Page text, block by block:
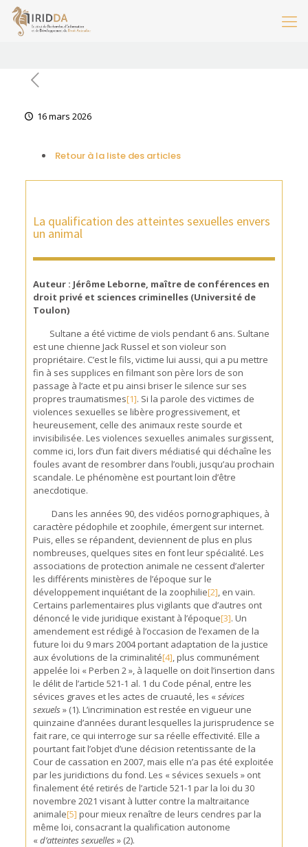
16 mars 2026
Retour à la liste des articles
La qualification des atteintes sexuelles envers
un animal
Auteur : Jérôme Leborne, maître de conférences en
droit privé et sciences criminelles (Université de
Toulon)
Sultane a été victime de viols pendant 6 ans. Sultane
est une chienne Jack Russel et son violeur son
propriétaire. C’est le fils, victime lui aussi, qui a pu mettre
fin à ses supplices en filmant son père lors de son
passage à l’acte et pu ainsi briser le silence sur ses
propres traumatismes[1]. Si la parole des victimes de
violences sexuelles se libère progressivement, et
heureusement, celle des animaux reste sourde et
invisibilisée. Les violences sexuelles animales surgissent,
comme ici, lors d’un fait divers médiatisé qui déchaîne les
foules avant de resombrer dans l’oubli, jusqu’au prochain
scandale. Le phénomène est pourtant loin d’être
anecdotique.
Dans les années 90, des vidéos pornographiques, à
caractère pédophile et zoophile, émergent sur internet.
Puis, elles se répandent, deviennent de plus en plus
nombreuses, quelques sites en font leur spécialité. Les
associations de protection animale ne cessent d’alerter
les différents ministères de l’époque sur le
développement inquiétant de la zoophilie[2], en vain.
Certains parlementaires plus vigilants que d’autres ont
dénoncé le vide juridique existant à l’époque[3]. Un
amendement est rédigé à l’occasion de l’examen de la
future loi du 9 mars 2004 portant adaptation de la justice
aux évolutions de la criminalité[4], plus communément
appelée loi « Perben 2 », à laquelle on doit l’insertion dans
le délit de l’article 521-1 al. 1 du Code pénal, entre les
sévices graves et les actes de cruauté, les «sévices
sexuels» (1). L’incrimination est restée en vigueur une
quinzaine d’années durant lesquelles la jurisprudence se
fait rare, ce qui interroge sur sa réelle effectivité. Elle a
pourtant fait l’objet d’une décision retentissante de la
Cour de cassation en 2007, mais elle n’a pas été exploitée
par les juridictions du fond. Les « sévices sexuels » ont
finalement été retirés de l’article 521-1 par la loi du 30
novembre 2021 visant à lutter contre la maltraitance
animale[5] pour mieux renaître de leurs cendres par la
même loi, consacrant la qualification autonome
«d’atteintes sexuelles» (2).